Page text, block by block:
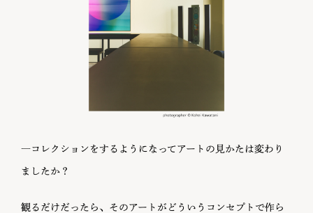
―コレクションをするようになってアートの見かたは変わり
ましたか？
観るだけだったら、そのアートがどういうコンセプトで作ら